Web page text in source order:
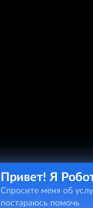
Привет! Я
Спросите меня об
постараюсь помочь